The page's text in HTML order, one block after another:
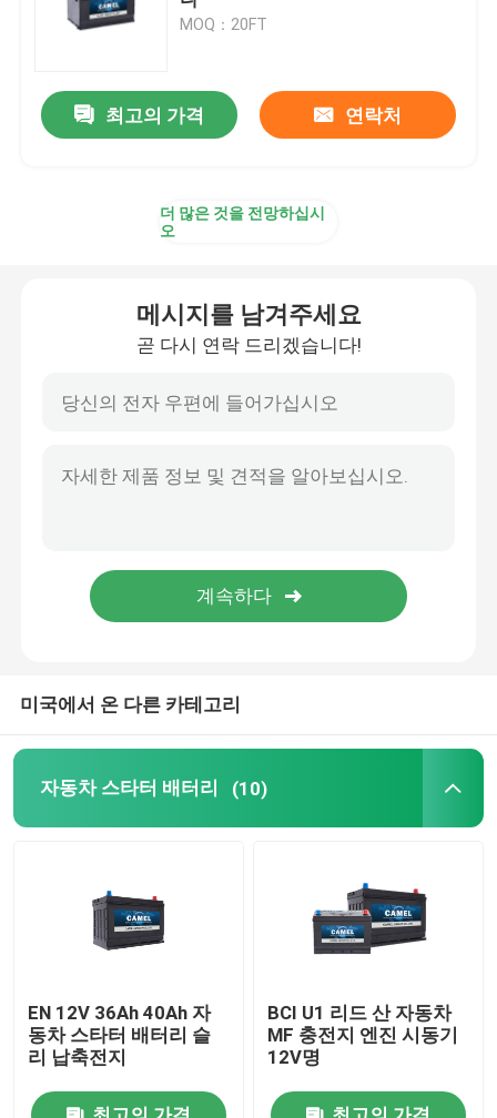
과적 트럭 배터리
이중 목적 배터리
리드 산 해양 배터리
주거 에너지 저장 시스템
상업적 배터리 기억 장치 시스템
MOQ：20FT
최고의 가격 연락처
더 많은 것을 전망하십시
오
메시지를 남겨주세요
곧 다시 연락 드리겠습니다!
미국에서 온 다른 카테고리
자동차 스타터 배터리 (10)
EN 12V 36Ah 40Ah 자
동차 스타터 배터리 슬
리 납축전지
BCI U1 리드 산 자동차
MF 충전지 엔진 시동기
12V명